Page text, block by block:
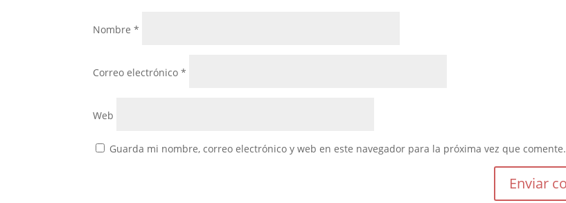
Nombre*
Correo electrónico*
Web
Guarda mi nombre, correo electrónico y web en este navegador para la próxima vez que comente.